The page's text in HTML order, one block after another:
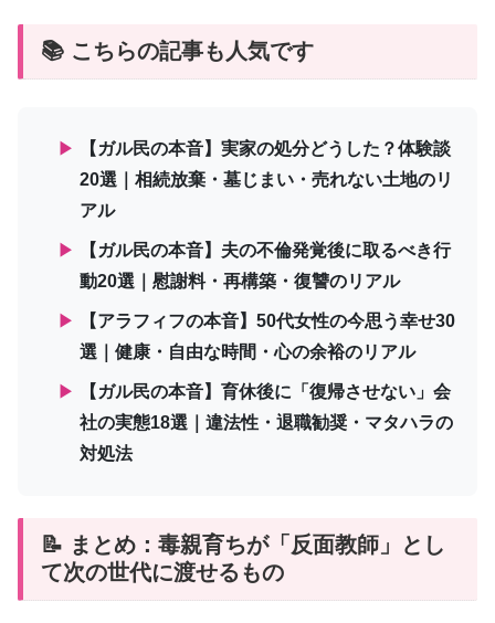
📚 こちらの記事も人気です
▶
【ガル民の本音】実家の処分どうした？体験談
20選｜相続放棄・墓じまい・売れない土地のリ
アル
▶
【ガル民の本音】夫の不倫発覚後に取るべき行
動20選｜慰謝料・再構築・復讐のリアル
▶
【アラフィフの本音】50代女性の今思う幸せ30
選｜健康・自由な時間・心の余裕のリアル
▶
【ガル民の本音】育休後に「復帰させない」会
社の実態18選｜違法性・退職勧奨・マタハラの
対処法
📝 まとめ：毒親育ちが「反面教師」とし
て次の世代に渡せるもの